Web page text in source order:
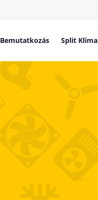
Bemutatkozás Split Klíma